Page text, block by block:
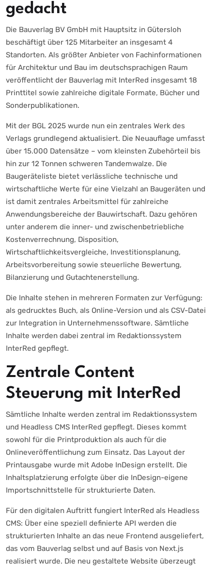
gedacht
Die Bauverlag BV GmbH mit Hauptsitz in Gütersloh
beschäftigt über 125 Mitarbeiter an insgesamt 4
Standorten. Als größter Anbieter von Fachinformationen
für Architektur und Bau im deutschsprachigen Raum
veröffentlicht der Bauverlag mit InterRed insgesamt 18
Printtitel sowie zahlreiche digitale Formate, Bücher und
Sonderpublikationen.
Mit der BGL 2025 wurde nun ein zentrales Werk des
Verlags grundlegend aktualisiert. Die Neuauflage umfasst
über 15.000 Datensätze – vom kleinsten Zubehörteil bis
hin zur 12 Tonnen schweren Tandemwalze. Die
Baugeräteliste bietet verlässliche technische und
wirtschaftliche Werte für eine Vielzahl an Baugeräten und
ist damit zentrales Arbeitsmittel für zahlreiche
Anwendungsbereiche der Bauwirtschaft. Dazu gehören
unter anderem die inner- und zwischenbetriebliche
Kostenverrechnung, Disposition,
Wirtschaftlichkeitsvergleiche, Investitionsplanung,
Arbeitsvorbereitung sowie steuerliche Bewertung,
Bilanzierung und Gutachtenerstellung.
Die Inhalte stehen in mehreren Formaten zur Verfügung:
als gedrucktes Buch, als Online-Version und als CSV-Datei
zur Integration in Unternehmenssoftware. Sämtliche
Inhalte werden dabei zentral im Redaktionssystem
InterRed gepflegt.
Zentrale Content
Steuerung mit InterRed
Sämtliche Inhalte werden zentral im Redaktionssystem
und Headless CMS InterRed gepflegt. Dieses kommt
sowohl für die Printproduktion als auch für die
Onlineveröffentlichung zum Einsatz. Das Layout der
Printausgabe wurde mit Adobe InDesign erstellt. Die
Inhaltsplatzierung erfolgte über die InDesign-eigene
Importschnittstelle für strukturierte Daten.
Für den digitalen Auftritt fungiert InterRed als Headless
CMS: Über eine speziell definierte API werden die
strukturierten Inhalte an das neue Frontend ausgeliefert,
das vom Bauverlag selbst und auf Basis von Next.js
realisiert wurde. Die neu gestaltete Website überzeugt